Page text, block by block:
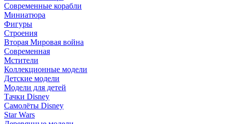
Современные корабли
Миниатюра
Фигуры
Строения
Вторая Мировая война
Современная
Мстители
Коллекционные модели
Детские модели
Модели для детей
Тачки Disney
Самолёты Disney
Star Wars